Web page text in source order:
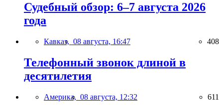
Судебный обзор: 6–7 августа 2026
года
Кавказ, 08 августа, 16:47 408
Телефонный звонок длиной в
десятилетия
Америка, 08 августа, 12:32 611